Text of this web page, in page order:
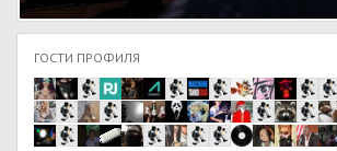
ГОСТИ ПРОФИЛЯ